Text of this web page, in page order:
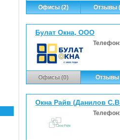
Офисы (2) Отзывы
Булат Окна, ООО
Офисы (0) Отзывы
Окна Райв (Данилов